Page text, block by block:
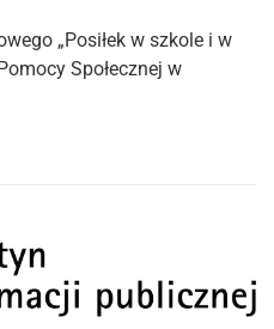
„Posiłek w szkole i w
Społecznej w